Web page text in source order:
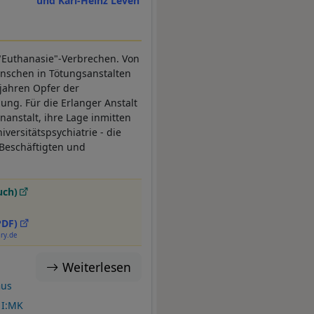
Verbrechen. Von
in Tötungsanstalten
Opfer der
Für die Erlanger Anstalt
ihre Lage inmitten
- die
und
Weiterlesen
I:MK